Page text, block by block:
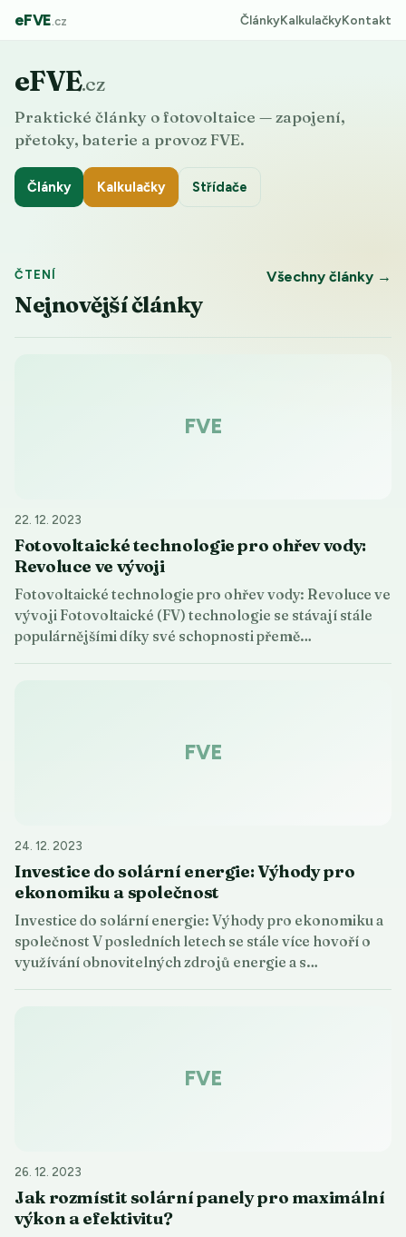
eFVE.cz ČlánkyKalkulačkyKontakt
eFVE.cz
Praktické články o fotovoltaice — zapojení,
přetoky, baterie a provoz FVE.
Články Kalkulačky Střídače
ČTENÍ
Nejnovější články
Všechny články →
FVE
22. 12. 2023
Fotovoltaické technologie pro ohřev vody:
Revoluce ve vývoji
Fotovoltaické technologie pro ohřev vody: Revoluce ve
vývoji Fotovoltaické (FV) technologie se stávají stále
populárnějšími díky své schopnosti přemě…
FVE
24. 12. 2023
Investice do solární energie: Výhody pro
ekonomiku a společnost
Investice do solární energie: Výhody pro ekonomiku a
společnost V posledních letech se stále více hovoří o
využívání obnovitelných zdrojů energie a s…
FVE
26. 12. 2023
Jak rozmístit solární panely pro maximální
výkon a efektivitu?